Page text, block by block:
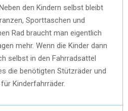
den Kindern selbst bleibt
Sporttaschen und
Rad braucht man eigentlich
mehr. Wenn die Kinder dann
selbst in den Fahrradsattel
die benötigten Stützräder und
Kinderfahrräder.